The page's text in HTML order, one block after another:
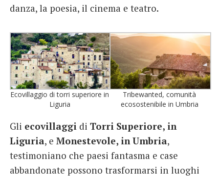
danza, la poesia, il cinema e teatro.
Ecovillaggio di torri superiore in
Liguria
Tribewanted, comunità
ecosostenibile in Umbria
Gli ecovillaggi di Torri Superiore, in
Liguria, e Monestevole, in Umbria,
testimoniano che paesi fantasma e case
abbandonate possono trasformarsi in luoghi